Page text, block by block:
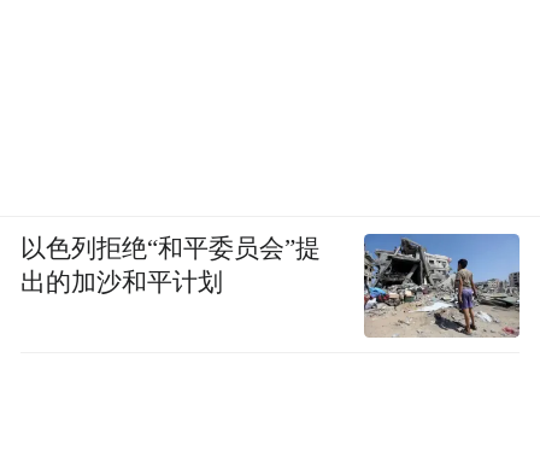
以色列拒绝“和平委员会”提
出的加沙和平计划